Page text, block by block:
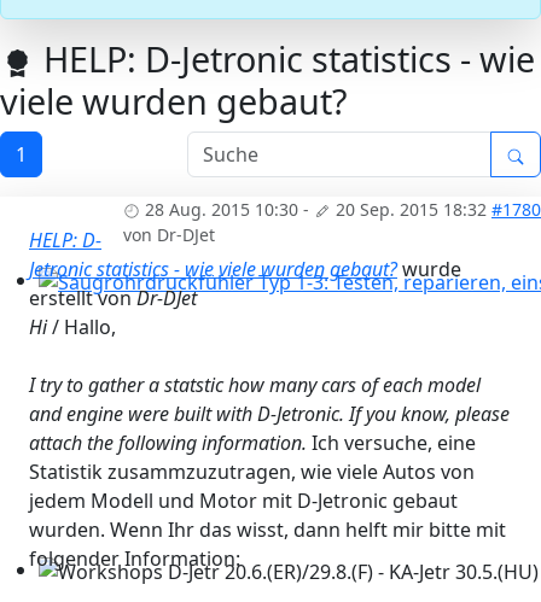
Steuergeräte D-Jetronic & KE-Jetronic: Prüfen und
Saugrohrdruckfühler Typ 1-3: Testen, reparieren,
HELP: D-Jetronic statistics - wie
viele wurden gebaut?
1
28 Aug. 2015 10:30 - 20 Sep. 2015 18:32 #1780
von Dr-DJet
HELP: D-
Jetronic statistics - wie viele wurden gebaut?wurde
erstellt vonDr-DJet
Hi/ Hallo,
I try to gather a statstic how many cars of each model
and engine were built with D-Jetronic. If you know, please
attach the following information. Ich versuche, eine
Statistik zusammzuzutragen, wie viele Autos von
jedem Modell und Motor mit D-Jetronic gebaut
wurden. Wenn Ihr das wisst, dann helft mir bitte mit
folgender Information: